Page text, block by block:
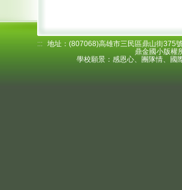
::: 地址：(807068)高雄市三民區鼎山街
鼎金國小版權
學校願景：感恩心、團隊情、國